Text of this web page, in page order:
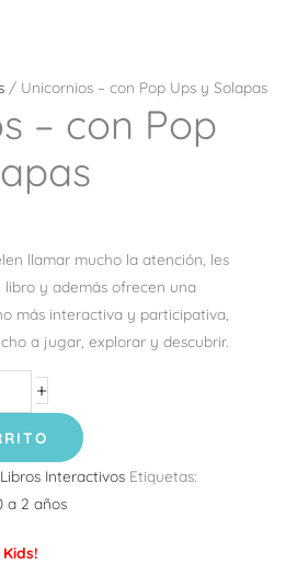
/ Unicornios – con Pop Ups y Solapas
– con Pop
llamar mucho la atención, les
y además ofrecen una
más interactiva y participativa,
a jugar, explorar y descubrir.
+
Libros Interactivos Etiquetas:
a 2 años
Kids!